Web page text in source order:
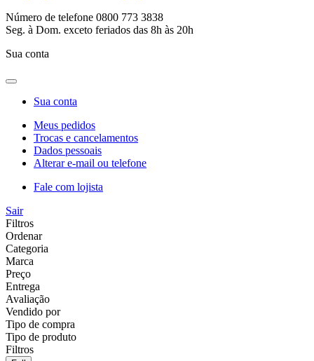
Número de telefone 0800 773 3838
Seg. à Dom. exceto feriados das 8h às 20h
Sua conta
Sua conta
Meus pedidos
Trocas e cancelamentos
Dados pessoais
Alterar e-mail ou telefone
Fale com lojista
Sair
Filtros
Ordenar
Categoria
Marca
Preço
Entrega
Avaliação
Vendido por
Tipo de compra
Tipo de produto
Filtros